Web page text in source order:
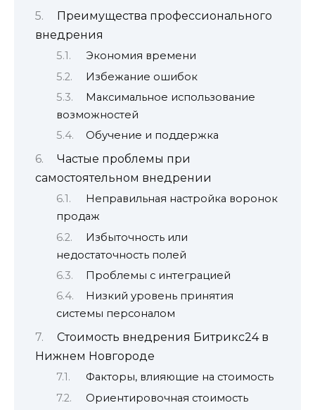
Преимущества профессионального
внедрения
Экономия времени
Избежание ошибок
Максимальное использование
возможностей
Обучение и поддержка
Частые проблемы при
самостоятельном внедрении
Неправильная настройка воронок
продаж
Избыточность или
недостаточность полей
Проблемы с интеграцией
Низкий уровень принятия
системы персоналом
Стоимость внедрения Битрикс24 в
Нижнем Новгороде
Факторы, влияющие на стоимость
Ориентировочная стоимость